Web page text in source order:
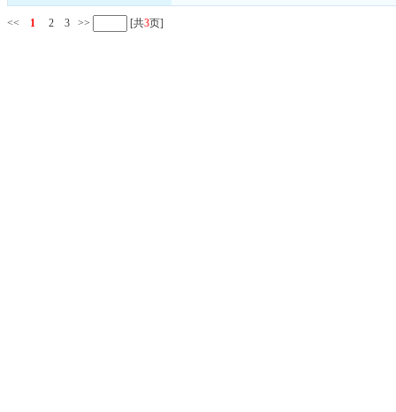
<< 1 2 3 >> [共3页]